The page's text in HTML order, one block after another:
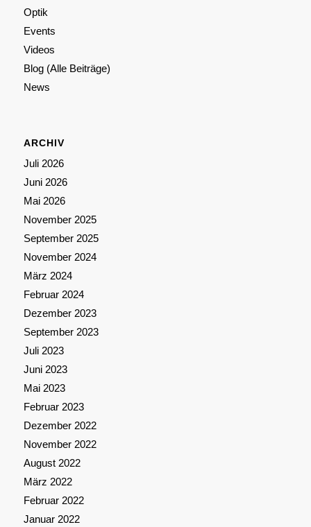
Optik
Events
Videos
Blog (Alle Beiträge)
News
ARCHIV
Juli 2026
Juni 2026
Mai 2026
November 2025
September 2025
November 2024
März 2024
Februar 2024
Dezember 2023
September 2023
Juli 2023
Juni 2023
Mai 2023
Februar 2023
Dezember 2022
November 2022
August 2022
März 2022
Februar 2022
Januar 2022